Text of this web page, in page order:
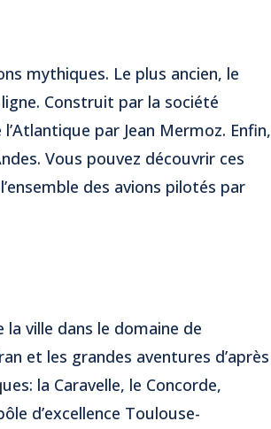
mythiques. Le plus ancien, le
Construit par la société
par Jean Mermoz. Enfin,
Vous pouvez découvrir ces
des avions pilotés par
ville dans le domaine de
et les grandes aventures d’après
la Caravelle, le Concorde,
d’excellence Toulouse-